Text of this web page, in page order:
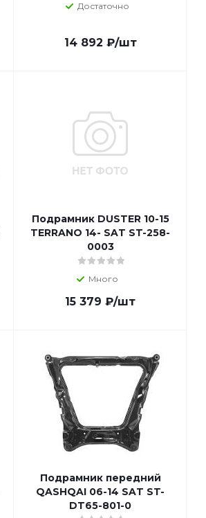
Достаточно
14 892 ₽/шт
Подрамник DUSTER 10-15
TERRANO 14- SAT ST-258-
0003
Много
15 379 ₽/шт
Подрамник передний
QASHQAI 06-14 SAT ST-
DT65-801-0